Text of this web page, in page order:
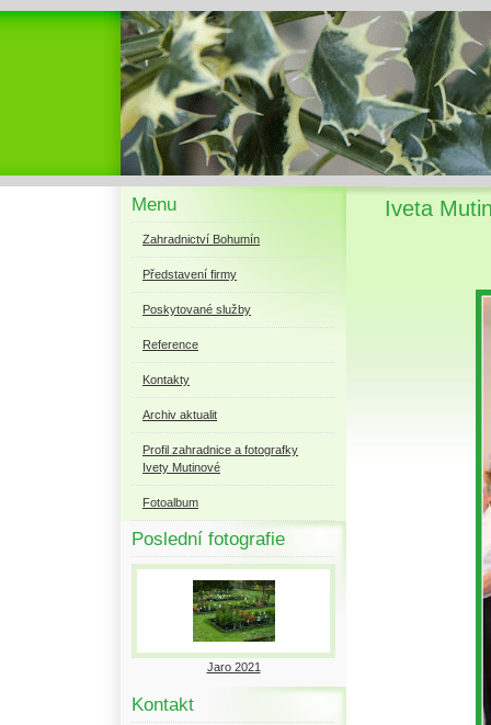
Menu
Zahradnictví Bohumín
Představení firmy
Poskytované služby
Reference
Kontakty
Archiv aktualit
Profil zahradnice a fotografky
Ivety Mutinové
Fotoalbum
Poslední fotografie
Jaro 2021
Kontakt
Iveta